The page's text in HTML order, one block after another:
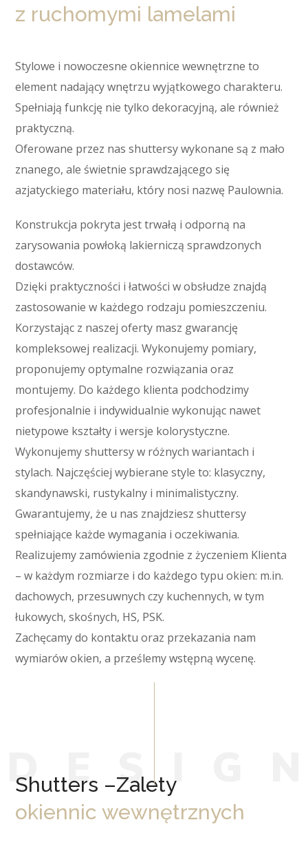
z ruchomymi lamelami
Stylowe i nowoczesne okiennice wewnętrzne to
element nadający wnętrzu wyjątkowego charakteru.
Spełniają funkcję nie tylko dekoracyjną, ale również
praktyczną.
Oferowane przez nas shuttersy wykonane są z mało
znanego, ale świetnie sprawdzającego się
azjatyckiego materiału, który nosi nazwę Paulownia.
Konstrukcja pokryta jest trwałą i odporną na
zarysowania powłoką lakierniczą sprawdzonych
dostawców.
Dzięki praktyczności i łatwości w obsłudze znajdą
zastosowanie w każdego rodzaju pomieszczeniu.
Korzystając z naszej oferty masz gwarancję
kompleksowej realizacji. Wykonujemy pomiary,
proponujemy optymalne rozwiązania oraz
montujemy. Do każdego klienta podchodzimy
profesjonalnie i indywidualnie wykonując nawet
nietypowe kształty i wersje kolorystyczne.
Wykonujemy shuttersy w różnych wariantach i
stylach. Najczęściej wybierane style to: klasyczny,
skandynawski, rustykalny i minimalistyczny.
Gwarantujemy, że u nas znajdziesz shuttersy
spełniające każde wymagania i oczekiwania.
Realizujemy zamówienia zgodnie z życzeniem Klienta
– w każdym rozmiarze i do każdego typu okien: m.in.
dachowych, przesuwnych czy kuchennych, w tym
łukowych, skośnych, HS, PSK.
Zachęcamy do kontaktu oraz przekazania nam
wymiarów okien, a prześlemy wstępną wycenę.
DESI
Shutters –Zalety
okiennic wewnętrznych